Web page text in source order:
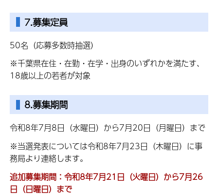
7.募集定員
50名（応募多数時抽選）
※千葉県在住・在勤・在学・出身のいずれかを満たす、
18歳以上の若者が対象
8.募集期間
令和8年7月8日（水曜日）から7月20日（月曜日）まで
※当選発表については令和8年7月23日（木曜日）に事
務局より連絡します。
追加募集期間：令和8年7月21日（火曜日）から7月26
日（日曜日）まで